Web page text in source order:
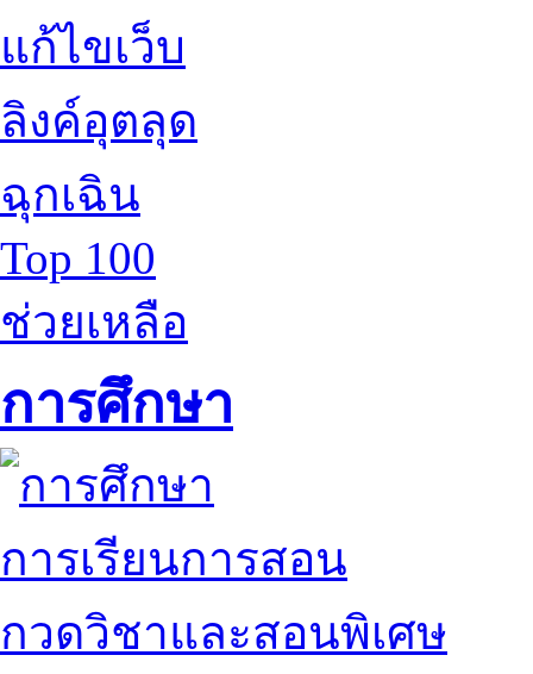
แก้ไขเว็บ
ลิงค์อุตลุด
ฉุกเฉิน
Top 100
ช่วยเหลือ
การศึกษา
การเรียนการสอน
กวดวิชาและสอนพิเศษ